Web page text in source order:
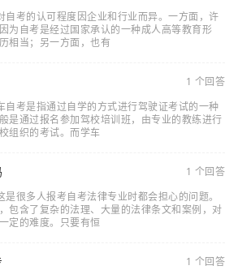
自考的认可程度因企业和行业而异。一方面，许
为自考是经过国家承认的一种成人高等教育形
相当；另一方面，也有
1 个回答
自考是指通过自学的方式进行驾驶证考试的一种
是通过报名参加驾校培训班，由专业的教练进行
组织的考试。而学车
1 个回答
很多人报考自考法律专业时都会担心的问题。
包含了复杂的法理、大量的法律条文和案例，对
定的难度。只要有恒
1 个回答